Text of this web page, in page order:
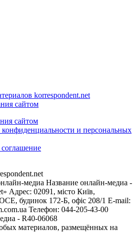
korrespondent.net
сайтом
сайтом
и персональных
соглашение
медиа Название онлайн-медиа -
Адрес: 02091, місто Київ,
будинок 172-Б, офіс 208/1 E-mail:
Телефон: 044-205-43-00
- R40-06068
материалов, размещённых на